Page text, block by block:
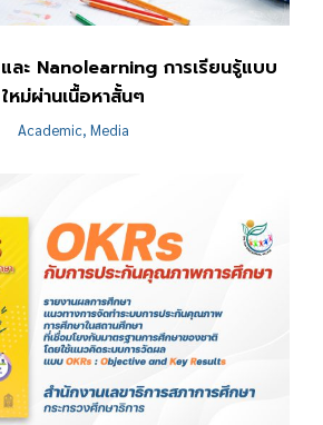
ะ Nanolearning การเรียนรู้แบบ
ใหม่ผ่านเนื้อหาสั้นๆ
Academic, Media